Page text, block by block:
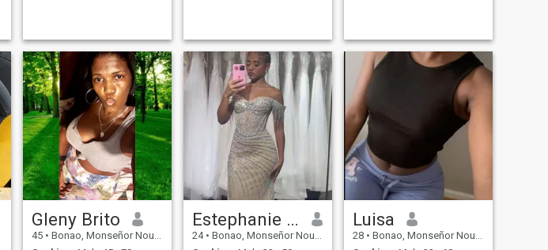
Gleny Brito
45 • Bonao, Monseñor Nouel, Dominican Republic
Estephanie perez
24 • Bonao, Monseñor Nouel, Dominican Republic
Luisa
28 • Bonao, Monseñor Nouel, Dominican Republic